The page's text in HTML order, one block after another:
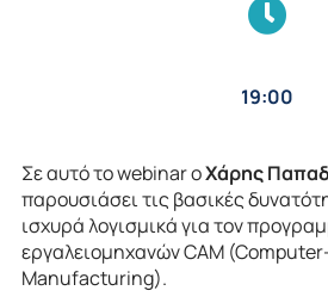
19:00
Σε αυτό το webinar oΧάρης
παρουσιάσει τις βασικές
ισχυρά λογισμικά για τον
εργαλειομηχανών CAM
Manufacturing).